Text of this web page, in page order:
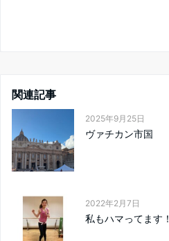
関連記事
2025年9月25日
ヴァチカン市国
2022年2月7日
私もハマってます！